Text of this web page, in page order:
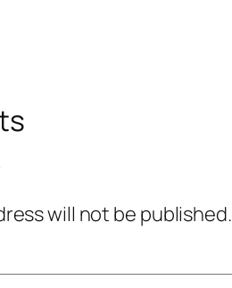
will not be published.